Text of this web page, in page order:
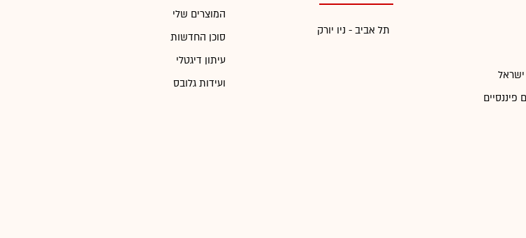
פיננסיים
תל אביב - ניו יורק
המוצרים שלי
סוכן החדשות
עיתון דיגטלי
ועידות גלובס